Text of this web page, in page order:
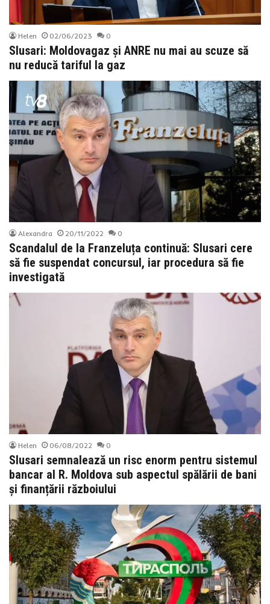
Helen 02/06/2023 0
Slusari: Moldovagaz și ANRE nu mai au scuze să
nu reducă tariful la gaz
Alexandra 20/11/2022 0
Scandalul de la Franzeluța continuă: Slusari cere
să fie suspendat concursul, iar procedura să fie
investigată
Helen 06/08/2022 0
Slusari semnalează un risc enorm pentru sistemul
bancar al R. Moldova sub aspectul spălării de bani
și finanțării războiului